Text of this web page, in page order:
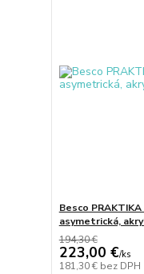
Besco
asymetrická,
194,30 €
223,00 €/ks
181,30 € bez DPH